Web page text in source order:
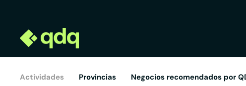
Actividades Provincias Negocios recomendados por